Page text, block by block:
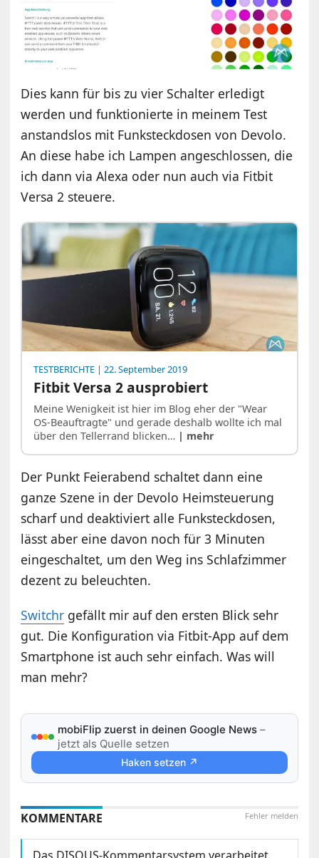
Dies kann für bis zu vier Schalter erledigt
werden und funktionierte in meinem Test
anstandslos mit Funksteckdosen von Devolo.
An diese habe ich Lampen angeschlossen, die
ich dann via Alexa oder nun auch via Fitbit
Versa 2 steuere.
TESTBERICHTE | 22. September 2019
Fitbit Versa 2 ausprobiert
Meine Wenigkeit ist hier im Blog eher der "Wear
OS-Beauftragte" und gerade deshalb wollte ich mal
über den Tellerrand blicken… | mehr
Der Punkt Feierabend schaltet dann eine
ganze Szene in der Devolo Heimsteuerung
scharf und deaktiviert alle Funksteckdosen,
lässt aber eine davon noch für 3 Minuten
eingeschaltet, um den Weg ins Schlafzimmer
dezent zu beleuchten.
Switchr gefällt mir auf den ersten Blick sehr
gut. Die Konfiguration via Fitbit-App auf dem
Smartphone ist auch sehr einfach. Was will
man mehr?
mobiFlip zuerst in deinen Google News –
jetzt als Quelle setzen
Haken setzen ↗
Fehler melden
KOMMENTARE